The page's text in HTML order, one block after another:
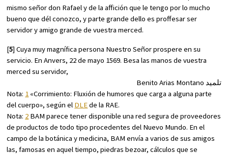
mismo señor don Rafael y de la affición que le tengo por lo mucho
bueno que dél conozco, y parte grande dello es proffesar ser
servidor y amigo grande de vuestra merced.
[5] Cuya muy magnífica persona Nuestro Señor prospere en su
servicio. En Anvers, 22 de mayo 1569. Besa las manos de vuestra
merced su servidor,
Benito Arias Montano تلميد
Nota: 1 «Corrimiento: Fluxión de humores que carga a alguna parte
del cuerpo», según el DLEde la RAE.
Nota: 2 BAM parece tener disponible una red segura de proveedores
de productos de todo tipo procedentes del Nuevo Mundo. En el
campo de la botánica y medicina, BAM envía a varios de sus amigos
las, famosas en aquel tiempo, piedras bezoar, cálculos que se